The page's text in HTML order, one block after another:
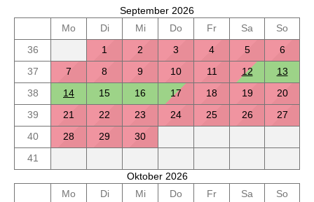
September 2026
Mo
Di Mi Do Fr Sa
So
36
1 2 3 4 5
6
37
7 8 9 10 11 12
13
38
14 15 16 17 18 19
20
39
21 22 23 24 25 26
27
40
28 29
30
41
Oktober 2026
Mo
Di Mi Do Fr Sa
So